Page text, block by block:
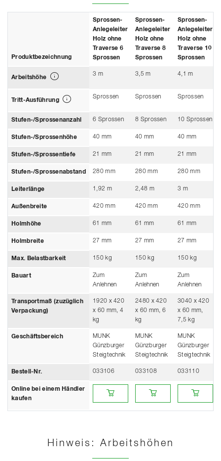
Produktbezeichnung
Sprossen-
Anlegeleiter
Holz ohne
Traverse 6
Sprossen
Sprossen-
Anlegeleiter
Holz ohne
Traverse 8
Sprossen
Sprossen-
Anlegeleiter
Holz ohne
Traverse 10
Sprossen
Arbeitshöhe
3 m 3,5 m 4,1 m
Tritt-Ausführung
Sprossen Sprossen Sprossen
Stufen-/Sprossenanzahl 6 Sprossen 8 Sprossen 10 Sprossen
Stufen-/Sprossenhöhe 40 mm 40 mm 40 mm
Stufen-/Sprossentiefe 21 mm 21 mm 21 mm
Stufen-/Sprossenabstand 280 mm 280 mm 280 mm
Leiterlänge 1,92 m 2,48 m 3 m
Außenbreite 420 mm 420 mm 420 mm
Holmhöhe 61 mm 61 mm 61 mm
Holmbreite 27 mm 27 mm 27 mm
Max. Belastbarkeit 150 kg 150 kg 150 kg
Bauart
Zum
Anlehnen
Zum
Anlehnen
Zum
Anlehnen
Transportmaß (zuzüglich
Verpackung)
1920 x 420
x 60 mm, 4
kg
2480 x 420
x 60 mm, 6
kg
3040 x 420
x 60 mm,
7,5 kg
Geschäftsbereich
MUNK
Günzburger
Steigtechnik
MUNK
Günzburger
Steigtechnik
MUNK
Günzburger
Steigtechnik
Bestell-Nr. 033106 033108 033110
Online bei einem Händler
kaufen
Online bei einem Händler kaufen
Online bei einem Händler
Online bei
Hinweis: Arbeitshöhen